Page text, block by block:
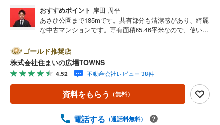
おすすめポイント 岸田 周平
あさひ公園まで185mです。共有部分も清潔感があり、綺麗
な中古マンションです。専有面積65.46平米なので、使い勝
確認できます。10.8平米のバルコニー面積の物件です。午
後まで明るい南西向きの物件で明るい生活をおくりましょ
う。デザイン性のあるシステムキッチン付きなので、キッ
チンがお洒落なスペースになっています。楽しく快適な物
件、間取りが2SLDKで家族の仲も深まります。もしもの事
態を抑止する、オートロック機能が備わっています。宅配
物件から徒歩3分のところに駅があるので、移動時間に余裕
ゴールド推奨店
株式会社住まいの広場TOWNS
4.52 不動産会社レビュー 38件
資料をもらう （無料）
電話する （通話料無料）